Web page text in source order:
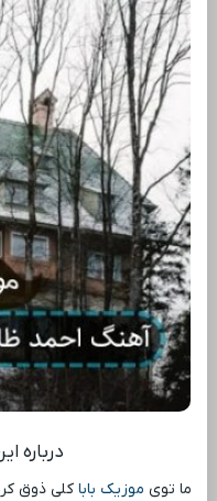
درباره
ما توی موزیک بابا کلی ذوق